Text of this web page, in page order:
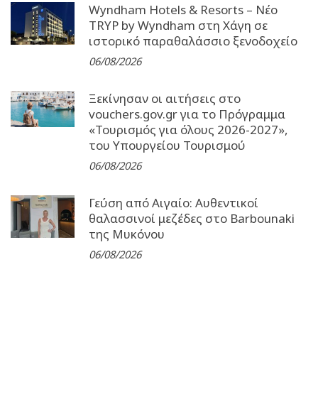
Wyndham Hotels & Resorts – Νέο
TRYP by Wyndham στη Χάγη σε
ιστορικό παραθαλάσσιο ξενοδοχείο
06/08/2026
Ξεκίνησαν οι αιτήσεις στο
vouchers.gov.gr για το Πρόγραμμα
«Τουρισμός για όλους 2026-2027»,
του Υπουργείου Τουρισμού
06/08/2026
Γεύση από Αιγαίο: Αυθεντικοί
θαλασσινοί μεζέδες στο Barbounaki
της Μυκόνου
06/08/2026